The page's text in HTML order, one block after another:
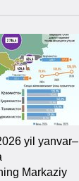
yil yanvar–
Markaziy